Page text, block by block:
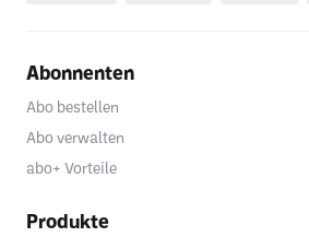
Abonnenten
Abo bestellen
Abo verwalten
abo+ Vorteile
Produkte